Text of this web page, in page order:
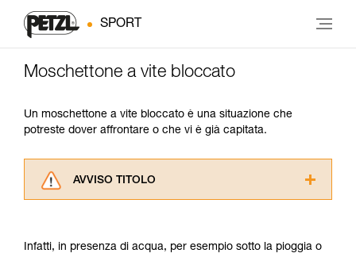
SPORT
Moschettone a vite bloccato
Un moschettone a vite bloccato è una situazione che
potreste dover affrontare o che vi è già capitata.
AVVISO TITOLO
consultarlo. Dovete aver compreso le
Infatti, in presenza di acqua, per esempio sotto la pioggia o